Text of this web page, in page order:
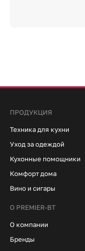
ПРОДУКЦИЯ
Техника для кухни
Уход за одеждой
Кухонные помощники
Комфорт дома
Вино и сигары
О PREMIER-BT
О компании
Бренды